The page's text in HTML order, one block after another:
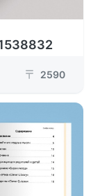
₸ 2590